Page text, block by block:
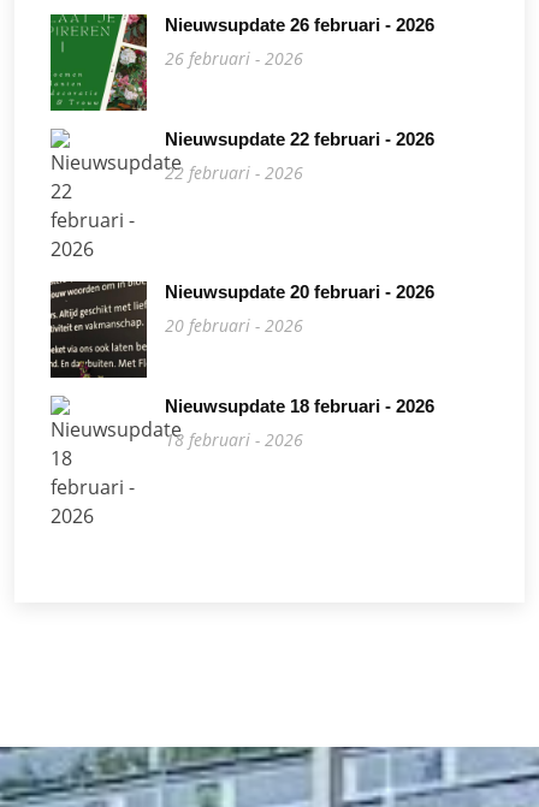
Nieuwsupdate 26 februari - 2026
26 februari - 2026
Nieuwsupdate 22 februari - 2026
22 februari - 2026
Nieuwsupdate 20 februari - 2026
20 februari - 2026
Nieuwsupdate 18 februari - 2026
18 februari - 2026